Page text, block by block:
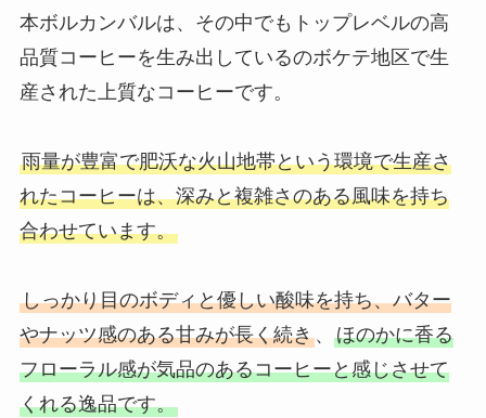
本ボルカンバルは、その中でもトップレベルの高
品質コーヒーを生み出しているのボケテ地区で生
産された上質なコーヒーです。
雨量が豊富で肥沃な火山地帯という環境で生産さ
れたコーヒーは、深みと複雑さのある風味を持ち
合わせています。
しっかり目のボディと優しい酸味を持ち、バター
やナッツ感のある甘みが長く続き、 ほのかに香る
フローラル感が気品のあるコーヒーと感じさせて
くれる逸品です。